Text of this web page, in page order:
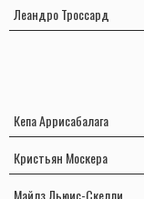
Леандро Троссард
Кепа Аррисабалага
Кристьян Москера
Майлз Льюис-Скелли